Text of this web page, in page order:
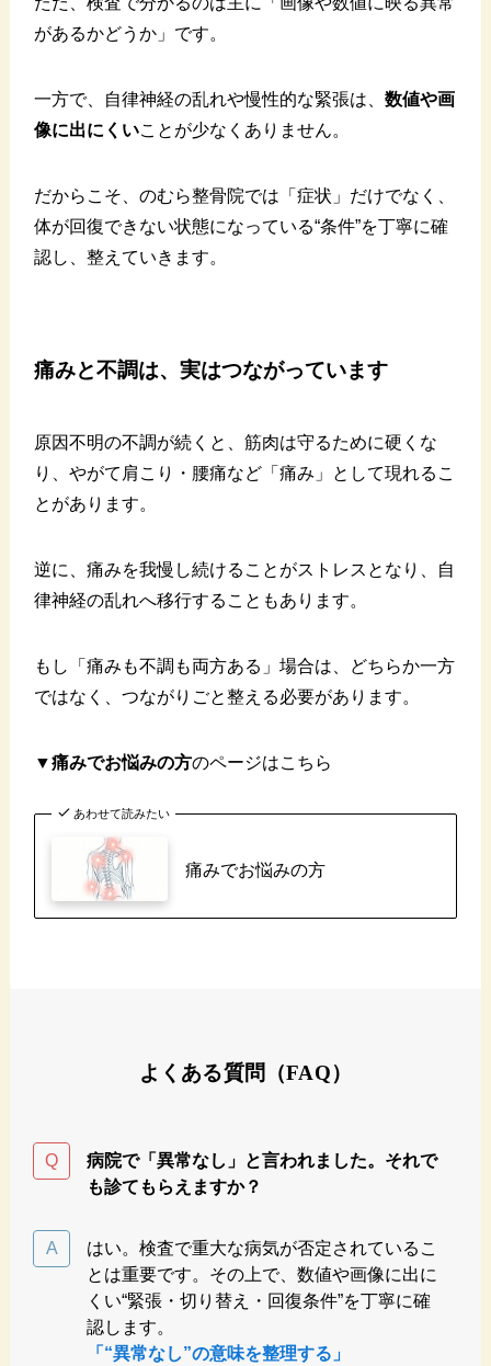
があるかどうか」です。
一方で、自律神経の乱れや慢性的な緊張は、数値や画
像に出にくいことが少なくありません。
だからこそ、のむら整骨院では「症状」だけでなく、
体が回復できない状態になっている“条件”を丁寧に確
認し、整えていきます。
痛みと不調は、実はつながっています
原因不明の不調が続くと、筋肉は守るために硬くな
り、やがて肩こり・腰痛など「痛み」として現れるこ
とがあります。
逆に、痛みを我慢し続けることがストレスとなり、自
律神経の乱れへ移行することもあります。
もし「痛みも不調も両方ある」場合は、どちらか一方
ではなく、つながりごと整える必要があります。
▼痛みでお悩みの方のページはこちら
あわせて読みたい
痛みでお悩みの方
よくある質問（FAQ）
病院で「異常なし」と言われました。それで
も診てもらえますか？
はい。検査で重大な病気が否定されているこ
とは重要です。その上で、数値や画像に出に
くい“緊張・切り替え・回復条件”を丁寧に確
認します。
「“異常なし”の意味を整理する」